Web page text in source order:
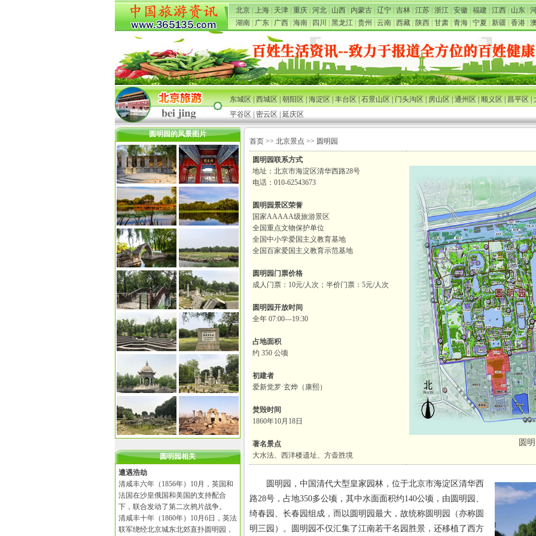
北京 上海 天津 重庆 河北 山西 内蒙古 辽宁 吉林 江苏 浙江 安徽 福建 江西 山东
湖南
广东 广西 海南 四川 黑龙江 贵州 云南 西藏 陕西 甘肃 青海 宁夏 新疆 香港
东城区|西城区|朝阳区|海淀区|丰台区|石景山区|门头沟区|房山区|通州区|顺义区|昌平区|
平谷区
密云区 延庆区
圆明园的风景图片
圆明园相关
遭遇浩劫
清咸丰六年（1856年）10月，英国和
法国在沙皇俄国和美国的支持配合
下，联合发动了第二次鸦片战争。
清咸丰十年（1860年）10月6日，英法
联军绕经北京城东北郊直扑圆明园，
首页 >> 北京景点 >> 圆明园
圆明园联系方式
地址：北京市海淀区清华西路28号
电话：010-62543673
圆明园景区荣誉
国家AAAAA级旅游景区
全国重点文物保护单位
全国中小学爱国主义教育基地
全国百家爱国主义教育示范基地
圆明园门票价格
成人门票：10元/人次；半价门票：5元/人次
圆明园开放时间
全年 07:00—19:30
占地面积
约 350 公顷
初建者
爱新觉罗·玄烨（康熙）
焚毁时间
1860年10月18日
著名景点
大水法、西洋楼遗址、方壶胜境
圆
圆明园，中国清代大型皇家园林，位于北京市海淀区清华西
路28号，占地350多公顷，其中水面面积约140公顷，由圆明园、
绮春园、长春园组成，而以圆明园最大，故统称圆明园（亦称圆
明三园）。圆明园不仅汇集了江南若干名园胜景，还移植了西方